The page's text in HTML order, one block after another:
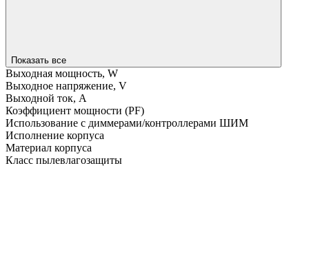
Показать все
Выходная мощность, W
Выходное напряжение, V
Выходной ток, A
Коэффициент мощности (PF)
Использование с диммерами/контроллерами ШИМ
Исполнение корпуса
Материал корпуса
Класс пылевлагозащиты